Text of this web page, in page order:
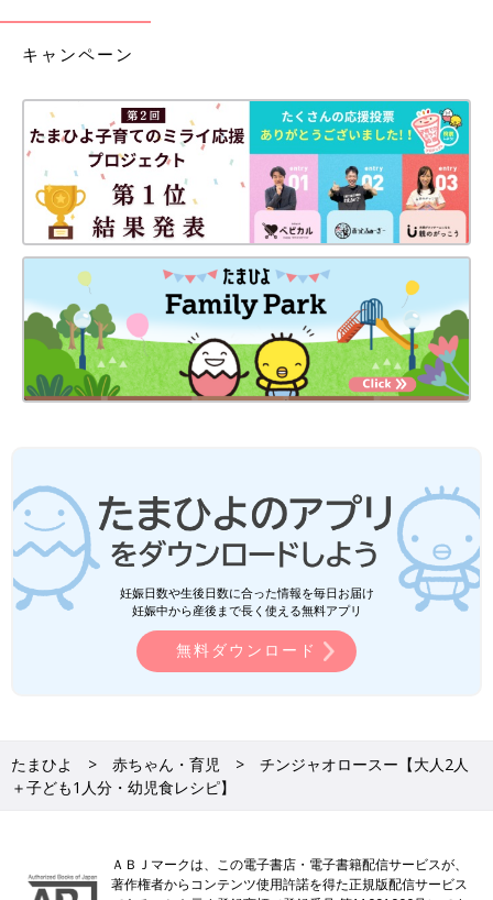
キャンペーン
妊娠日数や生後日数に合った情報を毎日お届け
妊娠中から産後まで長く使える無料アプリ
無料ダウンロード
たまひよ 赤ちゃん・育児
チンジャオロースー【大人2人
＋子ども1人分・幼児食レシピ】
ＡＢＪマークは、この電子書店・電子書籍配信サービスが、
著作権者からコンテンツ使用許諾を得た正規版配信サービス